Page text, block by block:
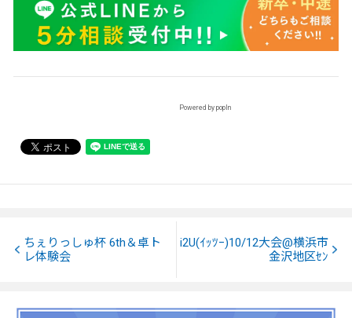
Powered by popIn
ちぇりっしゅ杯 6th＆卓ト
レ体験会
i2U(ｲｯﾂｰ)10/12大会@横浜市
金沢地区ｾﾝ